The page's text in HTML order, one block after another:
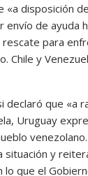
«a disposición
envío de ayuda
para
Chile y
declaró que «a
Uruguay
situación y
lo que el